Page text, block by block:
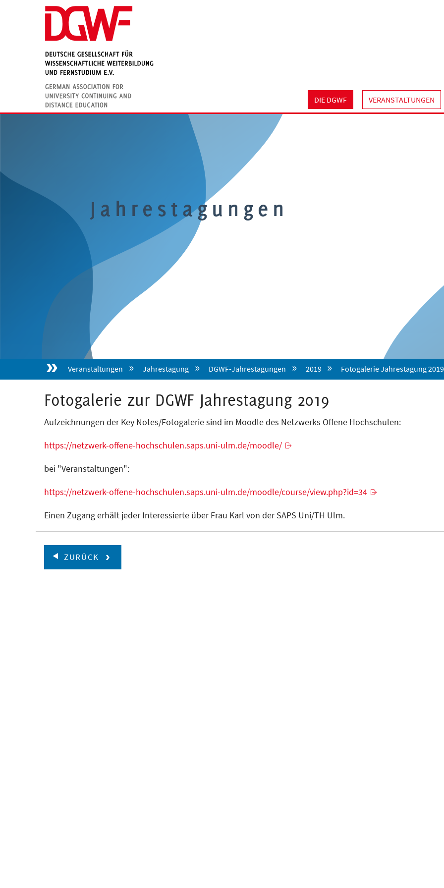
DIE DGWF VERANSTALTUNGEN
Jahrestagungen
Veranstaltungen Jahrestagung DGWF-Jahrestagungen 2019 Fotogalerie Jahrestagung 2019
Fotogalerie zur DGWF Jahrestagung 2019
Aufzeichnungen der Key Notes/Fotogalerie sind im Moodle des Netzwerks Offene Hochschulen:
https://netzwerk-offene-hochschulen.saps.uni-ulm.de/moodle/
bei "Veranstaltungen":
https://netzwerk-offene-hochschulen.saps.uni-ulm.de/moodle/course/view.php?id=34
Einen Zugang erhält jeder Interessierte über Frau Karl von der SAPS Uni/TH Ulm.
ZURÜCK